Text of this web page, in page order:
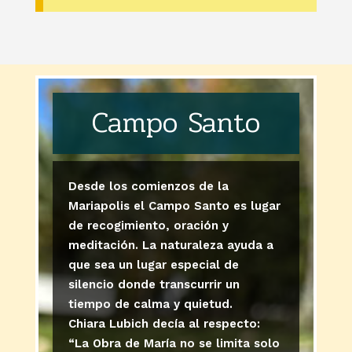
Campo Santo
Desde los comienzos de la
Mariapolis el Campo Santo es lugar
de recogimiento, oración y
meditación. La naturaleza ayuda a
que sea un lugar especial de
silencio donde transcurrir un
tiempo de calma y quietud.
Chiara Lubich decía al respecto:
“La Obra de María no se limita solo